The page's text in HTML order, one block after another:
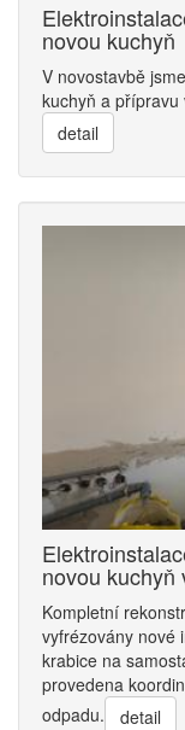
novou kuchyň
V novostavbě
kuchyň a
detail
novou kuchyň
Kompletní
vyfrézovány nové
krabice na
provedena
odpadu.
detail